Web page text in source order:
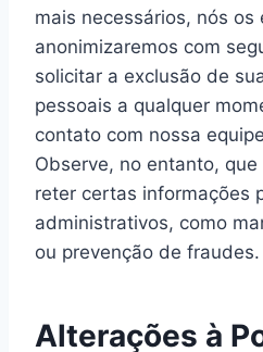
mais necessários, nós os
anonimizaremos com
solicitar a exclusão de
pessoais a qualquer
contato com nossa
Observe, no entanto,
reter certas informações
administrativos, como
ou prevenção de fraudes.
Alterações à